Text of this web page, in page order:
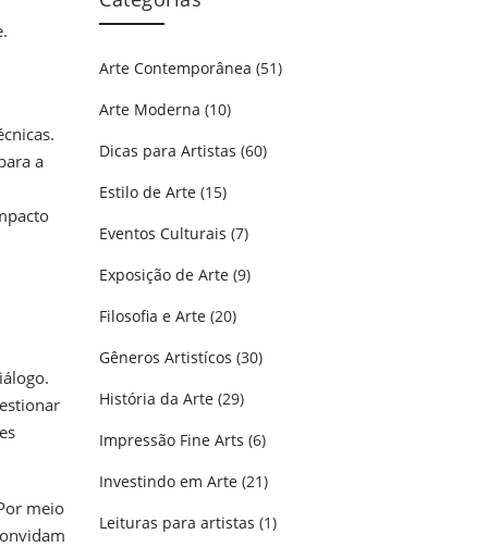
a
meio
Arte Contemporânea (51)
Arte Moderna (10)
Dicas para Artistas (60)
Estilo de Arte (15)
Eventos Culturais (7)
Exposição de Arte (9)
Filosofia e Arte (20)
Gêneros Artistícos (30)
História da Arte (29)
Impressão Fine Arts (6)
Investindo em Arte (21)
Leituras para artistas (1)